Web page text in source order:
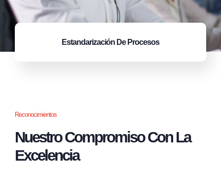
Estandarización De Procesos
Reconocimientos
Nuestro Compromiso Con La
Excelencia